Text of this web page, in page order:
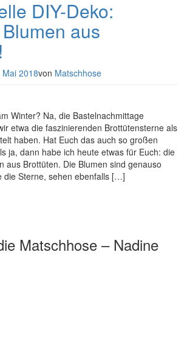
DIY-Deko:
aus
Mai 2018von Matschhose
Winter? Na, die Bastelnachmittage
etwa die faszinierenden Brottütensterne als
haben. Hat Euch das auch so großen
ja, dann habe ich heute etwas für Euch: die
aus Brottüten. Die Blumen sind genauso
die Sterne, sehen ebenfalls […]
Matschhose – Nadine